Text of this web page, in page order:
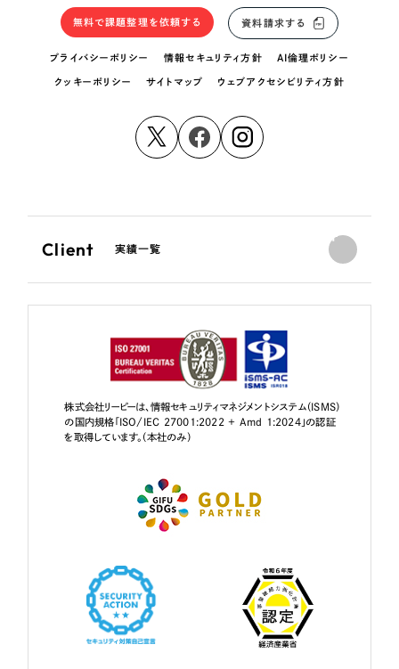
無料で課題整理を依頼する 資料請求する
プライバシーポリシー 情報セキュリティ方針 AI倫理ポリシー
クッキーポリシー サイトマップ ウェブアクセシビリティ方針
Client 実績一覧
株式会社リーピーは、情報セキュリティマネジメントシステム（ISMS）
の国内規格「ISO/IEC 27001:2022 + Amd 1:2024」の認証
を取得しています。（本社のみ）